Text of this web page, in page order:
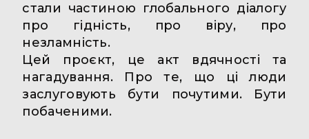
стали частиною глобального діалогу
про гідність, про віру, про
незламність.
Цей проєкт, це акт вдячності та
нагадування. Про те, що ці люди
заслуговують бути почутими. Бути
побаченими.